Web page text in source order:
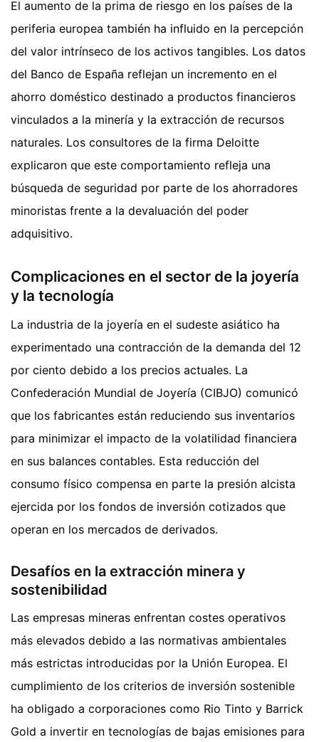
El aumento de la prima de riesgo en los países de la
periferia europea también ha influido en la percepción
del valor intrínseco de los activos tangibles. Los datos
del Banco de España reflejan un incremento en el
ahorro doméstico destinado a productos financieros
vinculados a la minería y la extracción de recursos
naturales. Los consultores de la firma Deloitte
explicaron que este comportamiento refleja una
búsqueda de seguridad por parte de los ahorradores
minoristas frente a la devaluación del poder
adquisitivo.
Complicaciones en el sector de la joyería
y la tecnología
La industria de la joyería en el sudeste asiático ha
experimentado una contracción de la demanda del 12
por ciento debido a los precios actuales. La
Confederación Mundial de Joyería (CIBJO) comunicó
que los fabricantes están reduciendo sus inventarios
para minimizar el impacto de la volatilidad financiera
en sus balances contables. Esta reducción del
consumo físico compensa en parte la presión alcista
ejercida por los fondos de inversión cotizados que
operan en los mercados de derivados.
Desafíos en la extracción minera y
sostenibilidad
Las empresas mineras enfrentan costes operativos
más elevados debido a las normativas ambientales
más estrictas introducidas por la Unión Europea. El
cumplimiento de los criterios de inversión sostenible
ha obligado a corporaciones como Rio Tinto y Barrick
Gold a invertir en tecnologías de bajas emisiones para